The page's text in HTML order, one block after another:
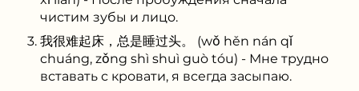
чистим зубы и лицо.
我很难起床，总是睡过头。 (wǒ hěn nán qǐ
chuáng, zǒng shì shuì guò tóu) - Мне трудно
вставать с кровати, я всегда засыпаю.